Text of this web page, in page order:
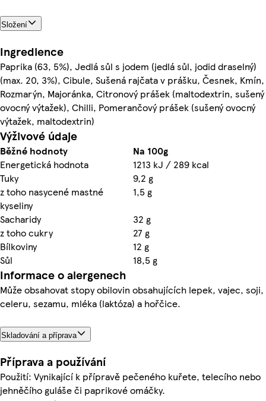
Složení
Ingredience
Paprika (63, 5%), Jedlá sůl s jodem (jedlá sůl, jodid draselný)
(max. 20, 3%), Cibule, Sušená rajčata v prášku, Česnek, Kmín,
Rozmarýn, Majoránka, Citronový prášek (maltodextrin, sušený
ovocný výtažek), Chilli, Pomerančový prášek (sušený ovocný
výtažek, maltodextrin)
Výživové údaje
Běžné hodnoty
Na 100g
Energetická hodnota
1213 kJ / 289 kcal
Tuky
9,2 g
z toho nasycené mastné
kyseliny
1,5 g
Sacharidy
32 g
z toho cukry
27 g
Bílkoviny
12 g
Sůl
18,5 g
Informace o alergenech
Může obsahovat stopy obilovin obsahujících lepek, vajec, soji,
celeru, sezamu, mléka (laktóza) a hořčice.
Skladování a příprava
Příprava a používání
Použití: Vynikající k přípravě pečeného kuřete, telecího nebo
jehněčího guláše či paprikové omáčky.